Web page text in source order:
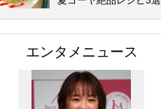
エンタメニュース